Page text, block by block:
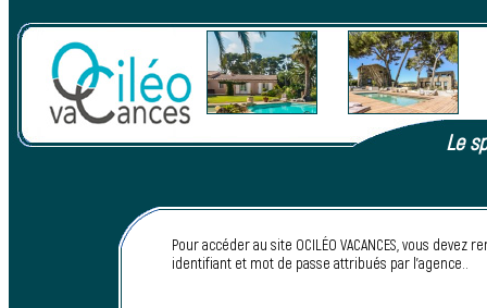
Le
Pour accéder au site OCILÉO VACANCES, vous devez
identifiant et mot de passe attribués par l’agence..